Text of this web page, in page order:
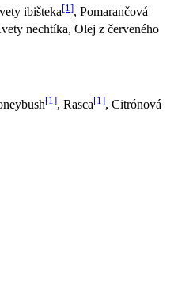
ibišteka[1], Pomarančová
nechtíka, Olej z červeného
[1], Rasca[1], Citrónová